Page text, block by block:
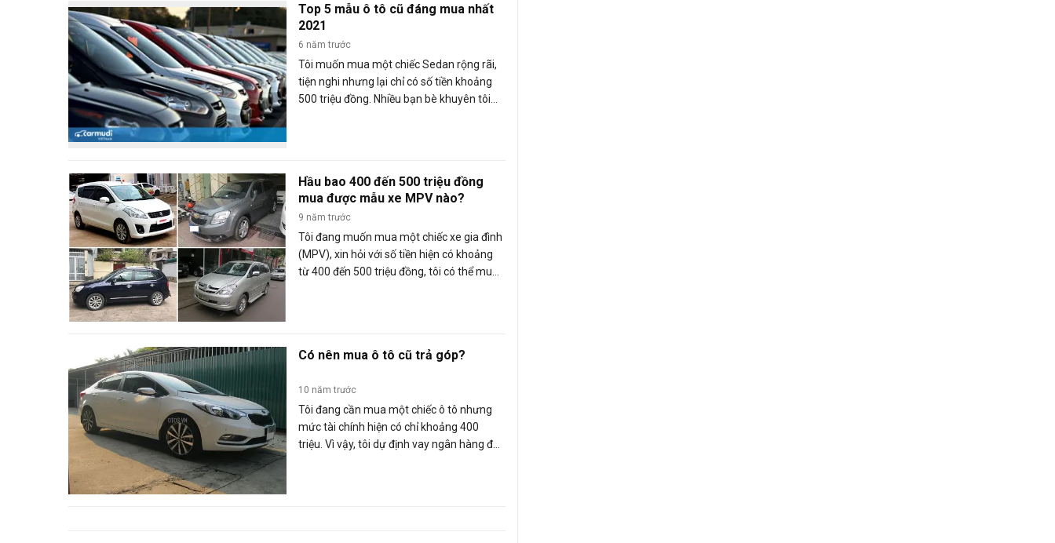
Top 5 mẫu ô tô cũ đáng mua nhất
2021
6 năm trước
Tôi muốn mua một chiếc Sedan rộng rãi,
tiện nghi nhưng lại chỉ có số tiền khoảng
500 triệu đồng. Nhiều bạn bè khuyên tôi
bất lợi như thế nào? Những mẫu xe ô tô cũ
nên mua? (Kỳ Bình).
Hầu bao 400 đến 500 triệu đồng
mua được mẫu xe MPV nào?
9 năm trước
Tôi đang muốn mua một chiếc xe gia đình
(MPV), xin hỏi với số tiền hiện có khoảng
từ 400 đến 500 triệu đồng, tôi có thể mua
Có nên mua ô tô cũ trả góp?
10 năm trước
Tôi đang cần mua một chiếc ô tô nhưng
mức tài chính hiện có chỉ khoảng 400
triệu. Vì vậy, tôi dự định vay ngân hàng để